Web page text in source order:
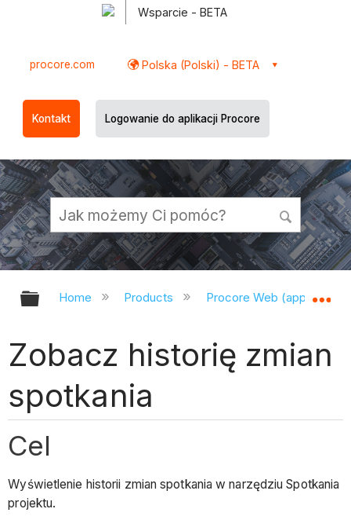
Wsparcie - BETA
procore.com Polska (Polski) - BETA
Kontakt Logowanie do aplikacji Procore
Expand/collapse global hierarchy
Home Products Procore Web
Zobacz historię zmian
spotkania
Cel
Wyświetlenie historii zmian spotkania w narzędziu Spotkania
projektu.